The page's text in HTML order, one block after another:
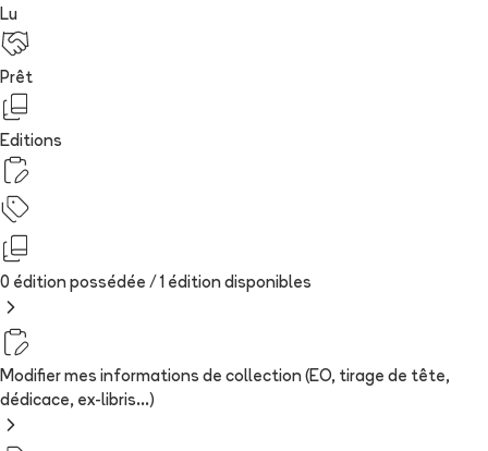
Lu
Prêt
Editions
0 édition possédée / 1 édition disponibles
Modifier mes informations de collection (EO, tirage de tête,
dédicace, ex-libris...)